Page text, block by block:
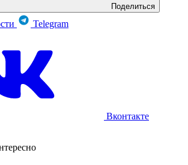
Поделиться
Telegram
Вконтакте